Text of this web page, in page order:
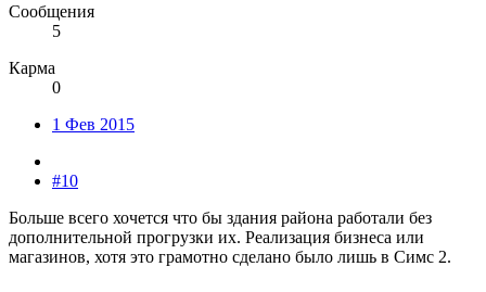
Сообщения
5
Карма
0
1 Фев 2015
#10
Больше всего хочется что бы здания района работали без
дополнительной прогрузки их. Реализация бизнеса или
магазинов, хотя это грамотно сделано было лишь в Симс 2.